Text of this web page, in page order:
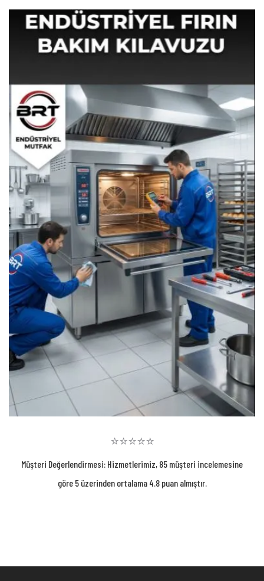
⭐⭐⭐⭐⭐
Müşteri Değerlendirmesi: Hizmetlerimiz, 85 müşteri incelemesine
göre 5 üzerinden ortalama 4.8 puan almıştır.